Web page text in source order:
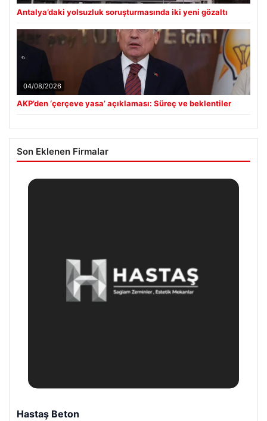
Antalya’daki yolsuzluk soruşturmasında iki yeni gözaltı
04/08/2026
AKP’den ‘çerçeve yasa’ açıklaması: Süreç ve beklentiler
Son Eklenen Firmalar
Hastaş Beton